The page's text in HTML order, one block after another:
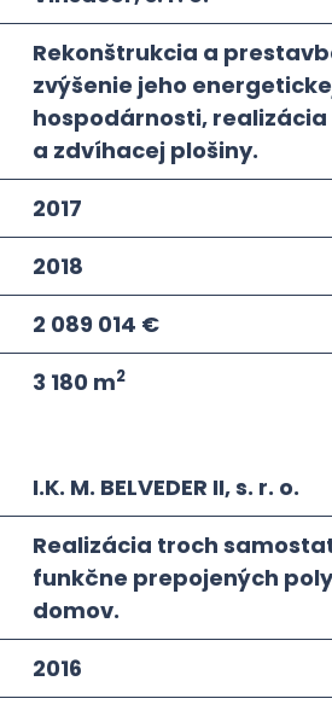
Rekonštrukcia a
zvýšenie jeho
hospodárnosti,
a zdvíhacej plošiny.
2017
2018
2 089 014 €
3 180 m2
I.K. M. BELVEDER II, s. r. o.
Realizácia troch
funkčne prepojených
domov.
2016